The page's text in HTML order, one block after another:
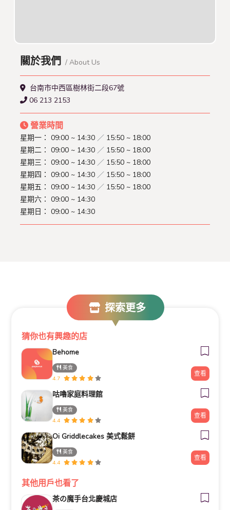
關於我們 / About Us
台南市中西區樹林街二段67號
06 213 2153
營業時間
星期一： 09:00 ~ 14:30 ／ 15:50 ~ 18:00
星期二： 09:00 ~ 14:30 ／ 15:50 ~ 18:00
星期三： 09:00 ~ 14:30 ／ 15:50 ~ 18:00
星期四： 09:00 ~ 14:30 ／ 15:50 ~ 18:00
星期五： 09:00 ~ 14:30 ／ 15:50 ~ 18:00
星期六： 09:00 ~ 14:30
星期日： 09:00 ~ 14:30
探索更多
猜你也有興趣的店
Behome
美食
4.7
查看
咕嚕家庭料理館
美食
4.4
查看
Oi Griddlecakes 美式鬆餅
美食
4.4
查看
其他用戶也看了
茶の魔手台北慶城店